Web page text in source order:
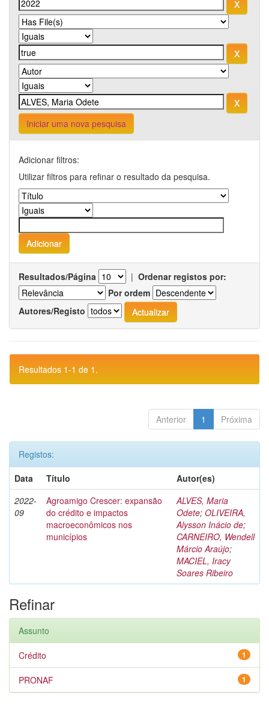
Iniciar uma nova pesquisa
Adicionar filtros:
Utilizar filtros para refinar o resultado da pesquisa.
Resultados/Página | Ordenar registos por:
Por ordem
Autores/Registo
Resultados 1-1 de 1.
Anterior 1 Próxima
Registos:
Data
Título
Autor(es)
2022-
09
Agroamigo Crescer: expansão
do crédito e impactos
macroeconômicos nos
municípios
ALVES, Maria
Odete; OLIVEIRA,
Alysson Inácio de;
CARNEIRO, Wendell
Márcio Araújo;
MACIEL, Iracy
Soares Ribeiro
Refinar
Assunto
1
Crédito
1
PRONAF